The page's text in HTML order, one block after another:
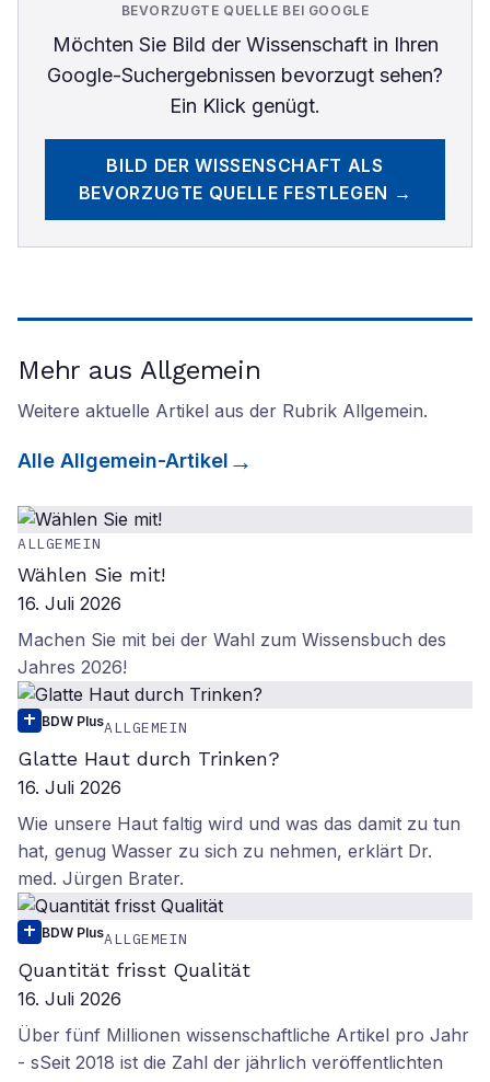
BEVORZUGTE QUELLE BEI GOOGLE
Möchten Sie Bild der Wissenschaftin Ihren
Google-Suchergebnissen bevorzugt sehen?
Ein Klick genügt.
BILD DER WISSENSCHAFT ALS
BEVORZUGTE QUELLE FESTLEGEN →
Mehr aus Allgemein
Weitere aktuelle Artikel aus der Rubrik Allgemein.
Alle Allgemein-Artikel
ALLGEMEIN
Wählen Sie mit!
16. Juli 2026
Machen Sie mit bei der Wahl zum Wissensbuch des
Jahres 2026!
BDW PlusALLGEMEIN
Glatte Haut durch Trinken?
16. Juli 2026
Wie unsere Haut faltig wird und was das damit zu tun
hat, genug Wasser zu sich zu nehmen, erklärt Dr.
med. Jürgen Brater.
BDW PlusALLGEMEIN
Quantität frisst Qualität
16. Juli 2026
Über fünf Millionen wissenschaftliche Artikel pro Jahr
- sSeit 2018 ist die Zahl der jährlich veröffentlichten